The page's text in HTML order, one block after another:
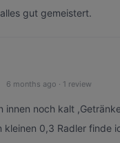
gut gemeistert.
6 months ago · 1 review
innen noch kalt
kleinen 0,3 Radler finde